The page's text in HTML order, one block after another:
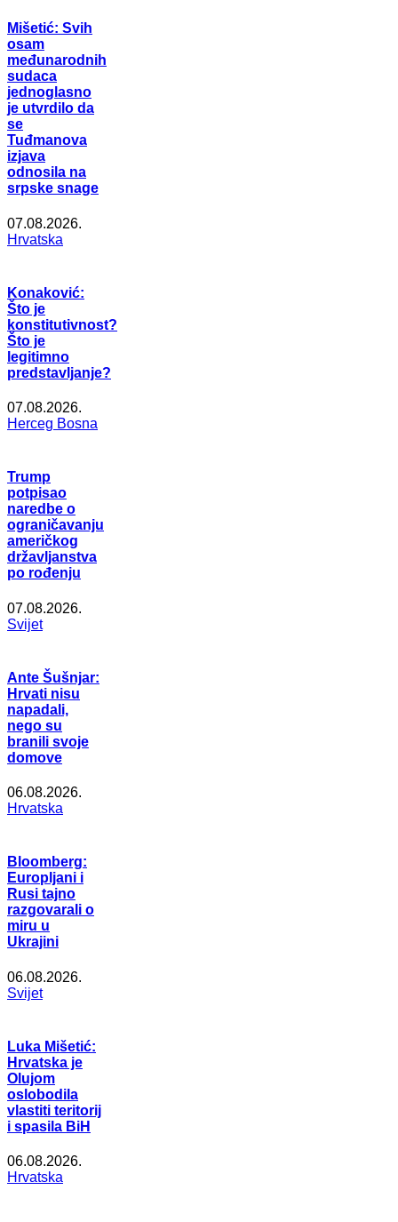
Mišetić: Svih
osam
međunarodnih
sudaca
jednoglasno
je utvrdilo da
se
Tuđmanova
izjava
odnosila na
srpske snage
07.08.2026.
Hrvatska
Konaković:
Što je
konstitutivnost?
Što je
legitimno
predstavljanje?
07.08.2026.
Herceg Bosna
Trump
potpisao
naredbe o
ograničavanju
američkog
državljanstva
po rođenju
07.08.2026.
Svijet
Ante Šušnjar:
Hrvati nisu
napadali,
nego su
branili svoje
domove
06.08.2026.
Hrvatska
Bloomberg:
Europljani i
Rusi tajno
razgovarali o
miru u
Ukrajini
06.08.2026.
Svijet
Luka Mišetić:
Hrvatska je
Olujom
oslobodila
vlastiti teritorij
i spasila BiH
06.08.2026.
Hrvatska